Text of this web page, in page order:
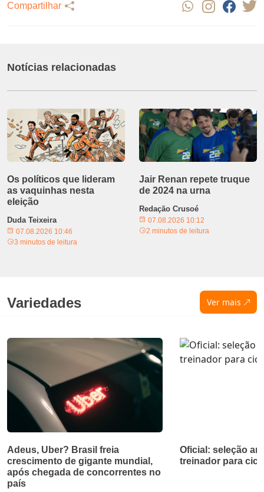
Compartilhar
Notícias relacionadas
Os políticos que lideram
as vaquinhas nesta
eleição
Duda Teixeira
07.08.2026 10:46
3 minutos de leitura
Jair Renan repete truque
de 2024 na urna
Redação Crusoé
07.08.2026 10:12
2 minutos de leitura
Variedades Ver mais
Adeus, Uber? Brasil freia
crescimento de gigante mundial,
após chegada de concorrentes no
país
Oficial: seleção
treinador para